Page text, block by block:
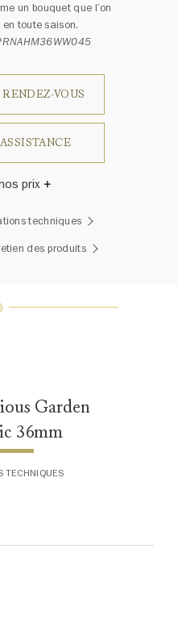
un bouquet que l’on
toute saison.
VOUS
prix
qui se
bijou de la
présente un
quantité de
techniques
des produits
Garden
36mm
TECHNIQUES